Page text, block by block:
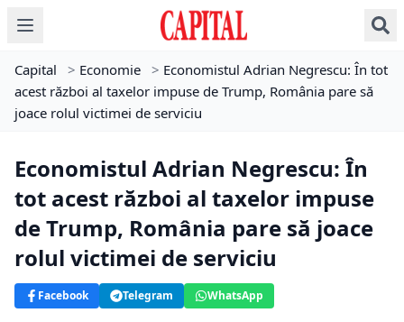
Capital > Economie > Economistul Adrian Negrescu: În tot
acest război al taxelor impuse de Trump, România pare să
joace rolul victimei de serviciu
Economistul Adrian Negrescu: În
tot acest război al taxelor impuse
de Trump, România pare să joace
rolul victimei de serviciu
Facebook Telegram WhatsApp